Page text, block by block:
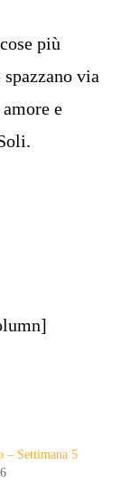
più
via
e
– Settimana 5